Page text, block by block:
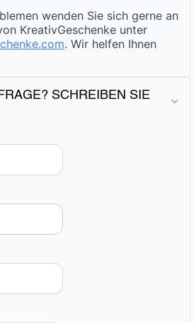
wenden Sie sich gerne an
KreativGeschenke unter
. Wir helfen Ihnen
SCHREIBEN SIE